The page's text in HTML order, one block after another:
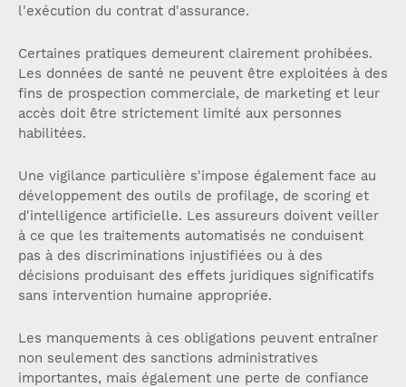
l'exécution du contrat d'assurance.
Certaines pratiques demeurent clairement prohibées.
Les données de santé ne peuvent être exploitées à des
fins de prospection commerciale, de marketing et leur
accès doit être strictement limité aux personnes
habilitées.
Une vigilance particulière s'impose également face au
développement des outils de profilage, de scoring et
d'intelligence artificielle. Les assureurs doivent veiller
à ce que les traitements automatisés ne conduisent
pas à des discriminations injustifiées ou à des
décisions produisant des effets juridiques significatifs
sans intervention humaine appropriée.
Les manquements à ces obligations peuvent entraîner
non seulement des sanctions administratives
importantes, mais également une perte de confiance